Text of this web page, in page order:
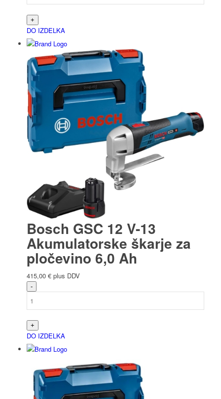
DO IZDELKA
Bosch GSC 12 V-13
Akumulatorske škarje za
pločevino 6,0 Ah
415,00 € plus DDV
DO IZDELKA